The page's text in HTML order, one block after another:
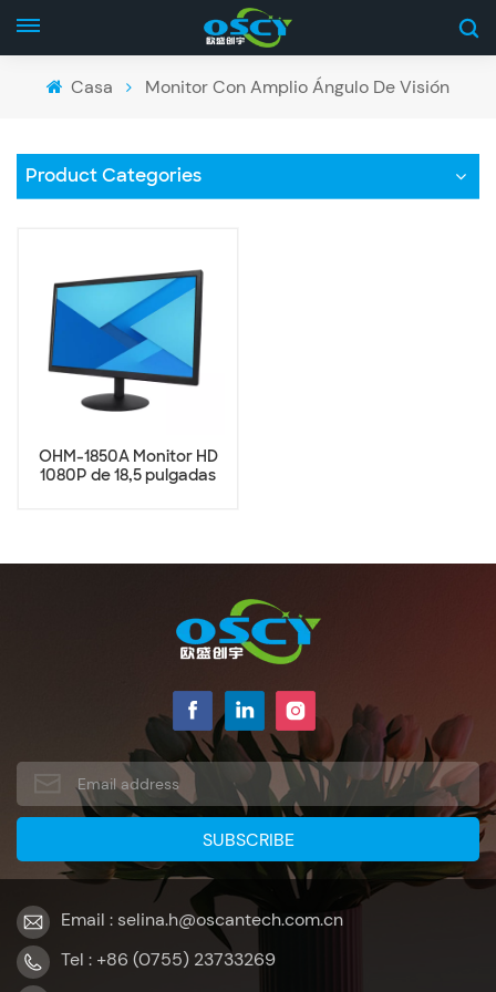
Casa Monitor Con Amplio Ángulo De Visión
Product Categories
OHM-1850A Monitor HD
1080P de 18,5 pulgadas
Email : selina.h@oscantech.com.cn
Tel : +86 (0755) 23733269